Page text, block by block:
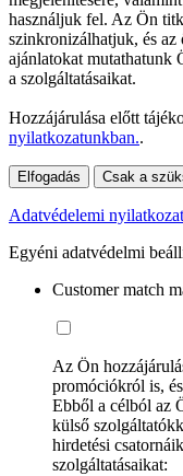
használjuk fel. Az Ön
szinkronizálhatjuk, és az
ajánlatokat mutathatunk
a szolgáltatásaikat.
Hozzájárulása előtt
nyilatkozatunkban..
Elfogadás Csak a
Adatvédelemi
Egyéni adatvédelmi
Customer match
Az Ön
promóciókról is,
Ebből a célból az
külső
hirdetési
szolgáltatásaikat: